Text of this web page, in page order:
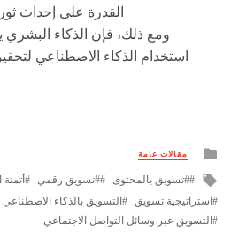
القدرة على إحداث
ومع ذلك، فإن الذكاء البشري
استخدام الذكاء الاصطناعي
Posted
مقالات عامة
Tagged
with
#تسويق بالمحتوى #تسويق رقمي
استراتيجية تسويق
التسويق بالذكاء الاصطناعي
التسويق عبر وسائل التواصل الاجتماعي